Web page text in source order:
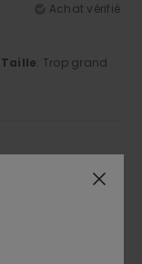
Achat vérifié
Taille: Trop grand